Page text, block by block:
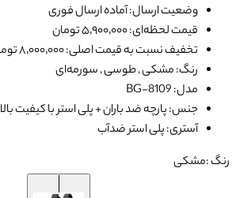
وضعیت ارسال: آماده ارسال فوری
قیمت لحظه‌ای: ۵٬۹۰۰٬۰۰۰ تومان
تخفیف نسبت به قیمت اصلی: ۸٬۰۰۰٬۰۰۰ تومان
رنگ: مشکی , طوسی , سورمه‌ای
مدل: BG-8109
جنس: پارچه ضد باران + پلی استر با کیفیت بالا
آستری: پلی استر ضدآب
رنگ :مشکی